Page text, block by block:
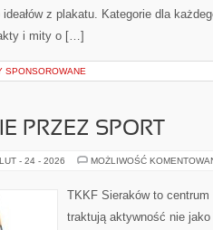
z plakatu. Kategorie dla
i mity o […]
SPONSOROWANE
PRZEZ SPORT
LUT - 24 - 2026 MOŻLIWOŚĆ
TKKF Sieraków to
traktują aktywność nie